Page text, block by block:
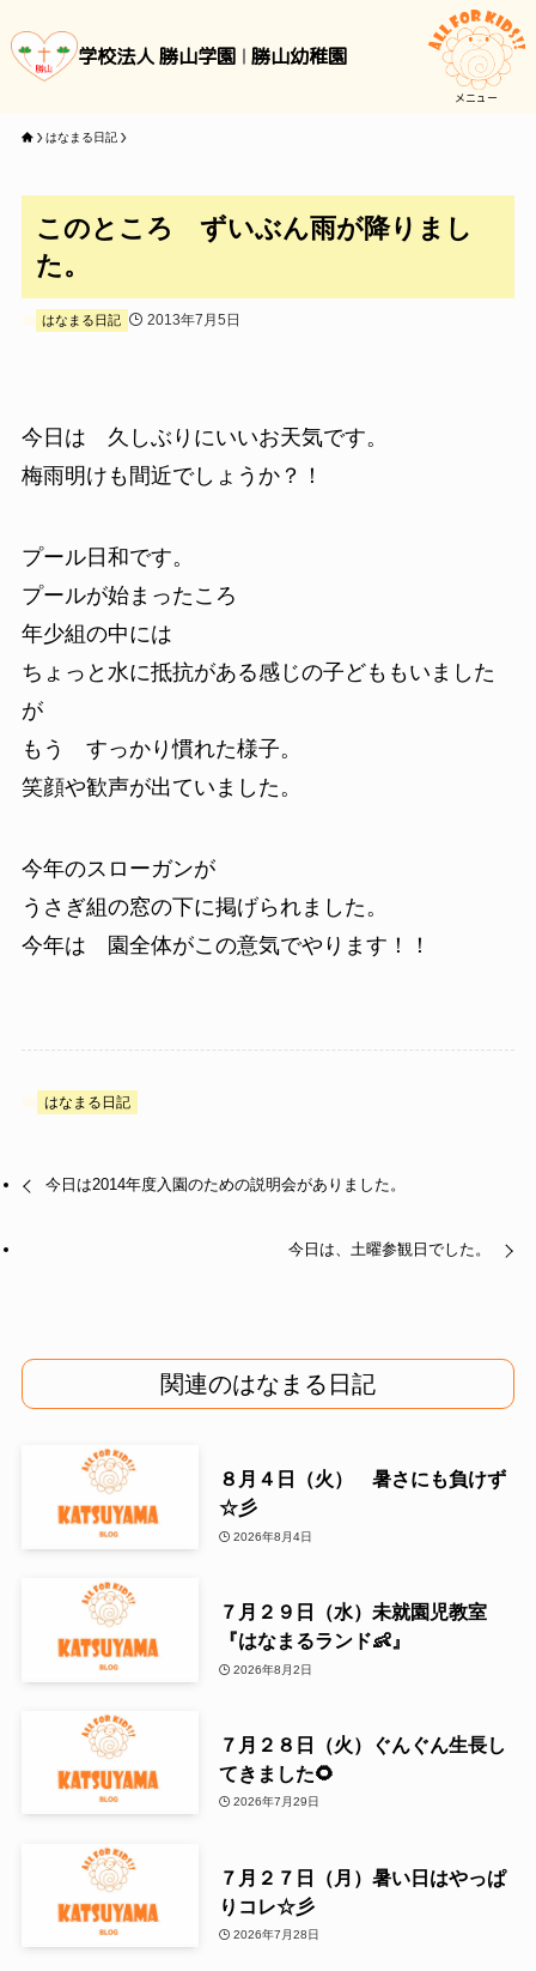
学校法人 勝山学園 勝山幼稚園
メニュー
はなまる日記
このところ ずいぶん雨が降りまし
た。
はなまる日記 2013年7月5日
今日は 久しぶりにいいお天気です。
梅雨明けも間近でしょうか？！
プール日和です。
プールが始まったころ
年少組の中には
ちょっと水に抵抗がある感じの子どももいました
が
もう すっかり慣れた様子。
笑顔や歓声が出ていました。
今年のスローガンが
うさぎ組の窓の下に掲げられました。
今年は 園全体がこの意気でやります！！
はなまる日記
今日は2014年度入園のための説明会がありました。
今日は、土曜参観日でした。
関連のはなまる日記
８月４日（火） 暑さにも負けず
☆彡
2026年8月4日
７月２９日（水）未就園児教室
『はなまるランド👶』
2026年8月2日
７月２８日（火）ぐんぐん生長し
てきました🌻
2026年7月29日
７月２７日（月）暑い日はやっぱ
りコレ☆彡
2026年7月28日